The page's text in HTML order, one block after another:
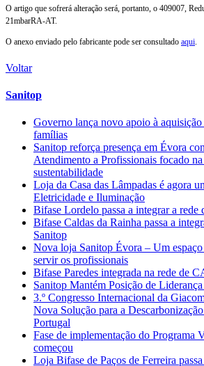
O artigo que sofrerá alteração será, portanto, o 409007,
21mbarRA-AT.
O anexo enviado pelo fabricante pode ser consultado aqui.
Voltar
Sanitop
Governo lança novo apoio à aquisição
famílias
Sanitop reforça presença em Évora
Atendimento a Profissionais focado
sustentabilidade
Loja da Casa das Lâmpadas é agora
Eletricidade e Iluminação
Bifase Lordelo passa a integrar a rede
Bifase Caldas da Rainha passa a
Sanitop
Nova loja Sanitop Évora – Um
servir os profissionais
Bifase Paredes integrada na rede de
Sanitop Mantém Posição de
3.º Congresso Internacional da
Nova Solução para a
Portugal
Fase de implementação do Programa
começou
Loja Bifase de Paços de Ferreira